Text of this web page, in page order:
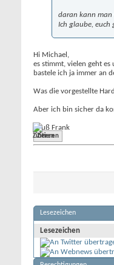
daran kann man
Ich glaube, euch
Hi Michael,
es stimmt, vielen geht
bastele ich ja immer an
Was die vorgestellte
Aber ich bin sicher da
Gruß Frank
Zitieren
Lesezeichen
Lesezeichen